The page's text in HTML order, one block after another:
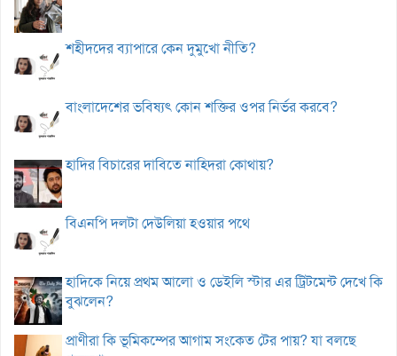
শহীদদের ব্যাপারে কেন দুমুখো নীতি?
বাংলাদেশের ভবিষ্যৎ কোন শক্তির ওপর নির্ভর করবে?
হাদির বিচারের দাবিতে নাহিদরা কোথায়?
বিএনপি দলটা দেউলিয়া হওয়ার পথে
হাদিকে নিয়ে প্রথম আলো ও ডেইলি স্টার এর ট্রিটমেন্ট দেখে কি
বুঝলেন?
প্রাণীরা কি ভূমিকম্পের আগাম সংকেত টের পায়? যা বলছে